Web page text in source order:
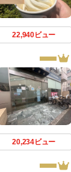
22,940ビュー
20,234ビュー